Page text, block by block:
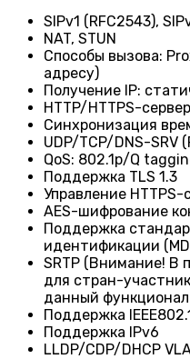
SIPv1 (RFC2543),
NAT, STUN
Способы вызова:
адресу)
Получение IP:
HTTP/HTTPS-сервер
Синхронизация
UDP/TCP/DNS-SRV
QoS: 802.1p/Q
Поддержка TLS 1.3
Управление
AES-шифрование
Поддержка
идентификации
SRTP (Внимание! В
для стран-
данный
Поддержка
Поддержка IPv6
LLDP/CDP/DHCP